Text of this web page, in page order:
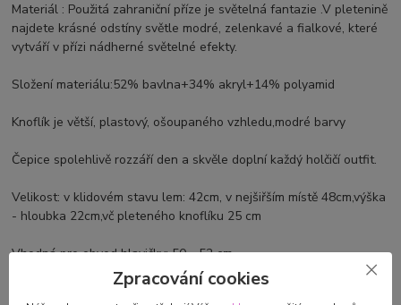
Materiál : Použitá zahraniční příze je světelná fantazie .V pletenině
najdete krásné odstíny světle modré, zelenkavé a fialkové, které
vytváří v přízi nádherné světelné efekty.
Složení materiálu:52% bavlna+34% akryl+14% polyamid
Knoflík je větší, plastový, ošoupaného vzhledu,modré barvy
Čepice spolehlivě rozzáří den a skvěle doplní každý holčičí outfit.
Velikost: v klidovém stavu lem: 42cm, v nejšiřším místě 48cm,výška
- hloubka 22cm,vč pleteného knoflíku 25 cm
Vhodná pro obvod hlavičky: 50 - 52 cm
Modelka na snímku má obvod hlavičky 49 cm, proto je jí čepice
Zpracování cookies